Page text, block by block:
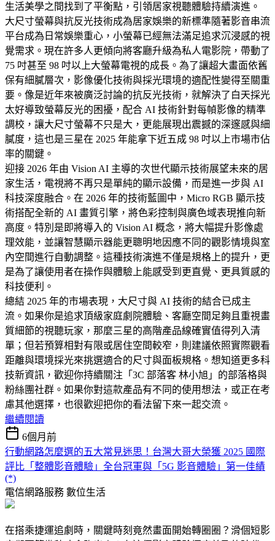
生活美學之間找到了平衡點，引領居家視聽體驗持續演進。
大尺寸螢幕與抗反光技術成為居家娛樂的新標準隨著影音串流
平台成為日常娛樂重心，小螢幕已經無法滿足追求沉浸感的視
覺需求。現在許多人更傾向將客廳升級為私人電影院，帶動了
75 吋甚至 98 吋以上大螢幕電視的成長。為了讓超大畫面依舊
保有細膩層次，影像優化技術與採光環境的適配性變得至關重
要。像是近年來被廣泛討論的抗反光技術，就解決了白天採光
太好導致螢幕反光的困擾，配合 AI 技術針對每幀影像的精準
調校，讓大尺寸螢幕不只是大，更能展現出震撼的深邃感與細
膩度，這也是三星在 2025 年能拿下近五成 98 吋以上市場市佔
率的關鍵。
迎接 2026 年由 Vision AI 主導的次世代顯示技術展望未來的居
家生活，電視將不再只是單純的顯示設備，而是進一步與 AI
科技深度融合。在 2026 年的技術藍圖中，Micro RGB 顯示技
術搭配全新的 AI 畫質引擎，將色彩控制與廣色域表現推向新
高度。特別是即將導入的 Vision AI 概念，將大幅提升影像處
理效能，並讓智慧顯示器能更聰明地因應不同的觀影情境與室
內空間進行自動調整。這種技術演進不僅是規格上的提升，更
是為了讓使用者在操作與體驗上能感受到更直覺、更具質感的
科技便利。
總結 2025 年的市場表現，大尺寸與 AI 技術的結合已成主
流。如果你是追求頂級家庭劇院體驗、客廳空間足夠且重視畫
質細節的視聽玩家，那麼三星的高階產品線確實值得列入清
單；但若預算相對有限或居住空間較窄，則建議依照實際觀看
距離與環境採光來挑選適合的尺寸與面板規格。想知道更多科
技新資訊，歡迎你持續關注「3C 部落客 林小旭」的部落格與
粉絲團社群。如果你對這款產品有不同的使用想法，或正在考
慮其他選擇，也很歡迎把你的看法留下來一起交流。
繼續閱讀
6個月前
行動網路怎麼選的五大常見迷思！台灣大哥大榮獲 2025 國際
評比「整體影音體驗」全台冠軍與「5G 影音體驗」第一佳績
(*)
電信網路服務 數位生活
在搭乘捷運追劇時，關鍵時刻竟然畫面開始轉圈圈？滑個短影